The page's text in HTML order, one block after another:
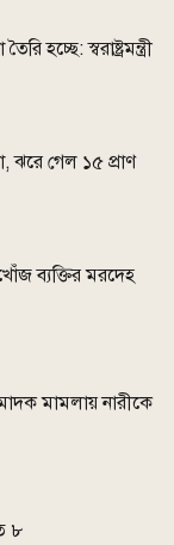
হচ্ছে: স্বরাষ্ট্রমন্ত্রী
ঝরে গেল ১৫ প্রাণ
ব্যক্তির মরদেহ
মামলায় নারীকে
৮